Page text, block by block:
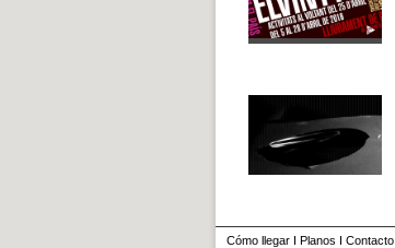
Cómo llegar I Planos I Contacto